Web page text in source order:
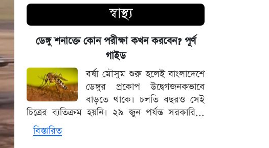
স্বর্ণ কিনবেন আজ? দেখে নিন বাজুসের
সর্বশেষ দর
৫ আগস্ট সব শিক্ষাপ্রতিষ্ঠানে বিশেষ
কর্মসূচির নির্দেশ
স্বর্ণের সঙ্গে বাড়ল রুপা, প্লাটিনাম ও
প্যালাডিয়াম
স্বাস্থ্য
ডেঙ্গু শনাক্তে কোন পরীক্ষা কখন করবেন? পূর্ণ
গাইড
বর্ষা মৌসুম শুরু হলেই বাংলাদেশে
ডেঙ্গুর প্রকোপ উদ্বেগজনকভাবে
বাড়তে থাকে। চলতি বছরও সেই
চিত্রের ব্যতিক্রম হয়নি। ২৯ জুন পর্যন্ত সরকারি...
বিস্তারিত